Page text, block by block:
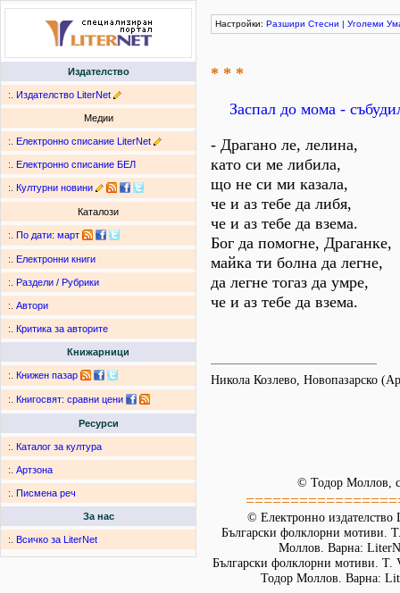
Издателство
:. Издателство LiterNet
Медии
:. Електронно списание LiterNet
:. Електронно списание БЕЛ
:. Културни новини
Каталози
:. По дати: март
:. Електронни книги
:. Раздели / Рубрики
:. Автори
:. Критика за авторите
Книжарници
:. Книжен пазар
:. Книгосвят: сравни цени
Ресурси
:. Каталог за култура
:. Артзона
:. Писмена реч
За нас
:. Всичко за LiterNet
Настройки: Разшири Стесни | Уголеми
* * *
Заспал до мома -
- Драгано ле, лелина,
като си ме либила,
що не си ми казала,
че и аз тебе да либя,
че и аз тебе да взема.
Бог да помогне, Драганке,
майка ти болна да легне,
да легне тогаз да умре,
че и аз тебе да взема.
Никола Козлево, Новопазарско
© Тодор Моллов,
© Електронно издателство
Български фолклорни мотиви.
Моллов. Варна:
Български фолклорни мотиви. Т.
Тодор Моллов. Варна: